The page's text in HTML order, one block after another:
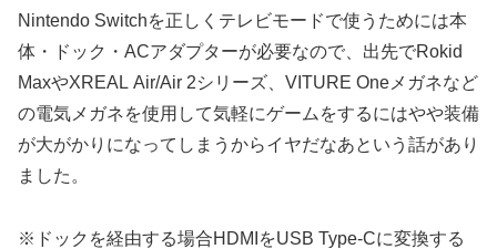
Nintendo Switchを正しくテレビモードで使うためには本
体・ドック・ACアダプターが必要なので、出先でRokid
MaxやXREAL Air/Air 2シリーズ、VITURE Oneメガネなど
の電気メガネを使用して気軽にゲームをするにはやや装備
が大がかりになってしまうからイヤだなあという話があり
ました。
※ドックを経由する場合HDMIをUSB Type-Cに変換する